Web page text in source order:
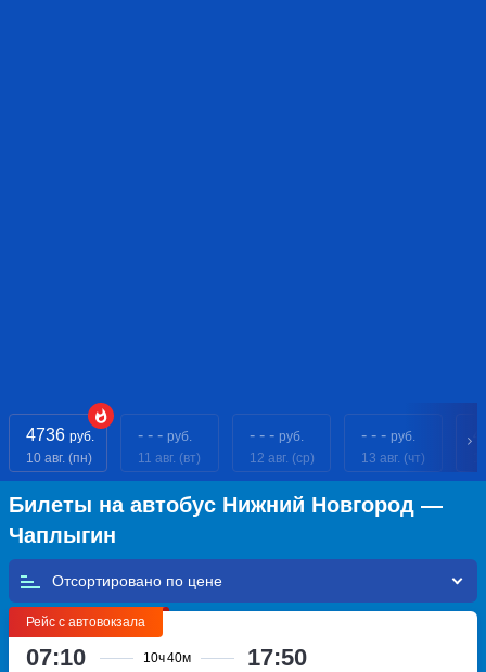
4736 руб.
10 авг. (пн)
- - - руб.
11 авг. (вт)
- - - руб.
12 авг. (ср)
- - - руб.
13 авг. (чт)
Билеты на автобус Нижний Новгород —
Чаплыгин
Отсортировано по
Рейс с автовокзала
07:10 10ч40м 17:50